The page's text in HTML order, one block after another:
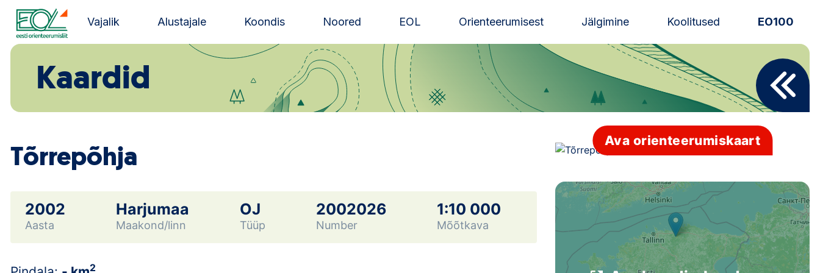
Liigu
juurde
Estonian Orienteering Federation
Vajalik Alustajale Koondis Noored EOL Orienteerumisest Jälgimine Koolitused EO100
Uudised
Alustajale
Eesti Orienteerumine 100!
Toetamine
Telli litsents!
Noored
Kaardid
Tõrrepõhja
2002
Aasta
Harjumaa
Maakond/linn
OJ
Tüüp
2002026
Number
1:10 000
Mõõtkava
2
Ava orienteerumiskaart